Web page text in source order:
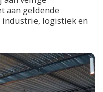
aan geldende
logistiek en